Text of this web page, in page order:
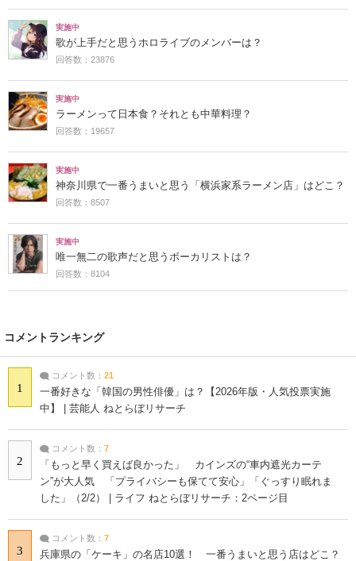
実施中
歌が上手だと思うホロライブのメンバーは？
回答数：23876
実施中
ラーメンって日本食？それとも中華料理？
回答数：19657
実施中
神奈川県で一番うまいと思う「横浜家系ラーメン店」はどこ？
回答数：8507
実施中
唯一無二の歌声だと思うボーカリストは？
回答数：8104
コメントランキング
1
コメント数： 21
一番好きな「韓国の男性俳優」は？【2026年版・人気投票実施
中】 | 芸能人 ねとらぼリサーチ
2
コメント数： 7
「もっと早く買えば良かった」 カインズの“車内遮光カーテ
ン”が大人気 「プライバシーも保てて安心」「ぐっすり眠れま
した」（2/2） | ライフ ねとらぼリサーチ：2ページ目
3
コメント数： 7
兵庫県の「ケーキ」の名店10選！ 一番うまいと思う店はどこ？